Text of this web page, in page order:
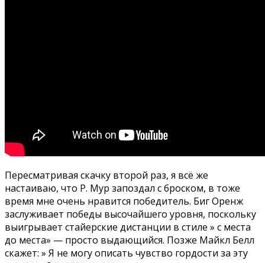
Пересматривая скачку второй раз, я всё же
настаиваю, что Р. Мур запоздал с броском, в тоже
время мне очень нравится победитель. Биг Оренж
заслуживает победы высочайшего уровня, поскольку
выигрывает стайерские дистанции в стиле » с места
до места» — просто выдающийся. Позже Майкл Белл
скажет: » Я не могу описать чувство гордости за эту